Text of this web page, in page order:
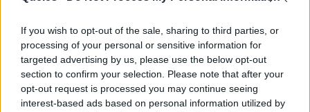
If you wish to opt-out of the sale, sharing to third parties, or
processing of your personal or sensitive information for
targeted advertising by us, please use the below opt-out
section to confirm your selection. Please note that after your
opt-out request is processed you may continue seeing
interest-based ads based on personal information utilized by
contenido con un margen de efectividad
bastante elevado.
Eso significaría una verdadera revolución en la
forma de hacer publicidad.